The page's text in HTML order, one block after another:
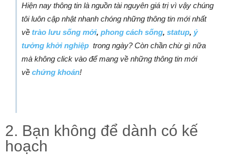
Hiện nay thông tin là nguồn tài nguyên giá trị vì vậy chúng
tôi luôn cập nhật nhanh chóng những thông tin mới nhất
về trào lưu sống mới, phong cách sống, statup, ý
tưởng khởi nghiệp trong ngày? Còn chần chừ gì nữa
mà không click vào để mang về những thông tin mới
về chứng khoán!
2. Bạn không để dành có kế
hoạch